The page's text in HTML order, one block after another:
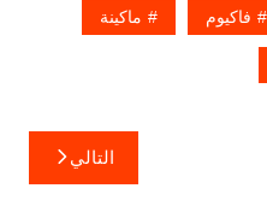
فاكيوم ماكينة
التالي